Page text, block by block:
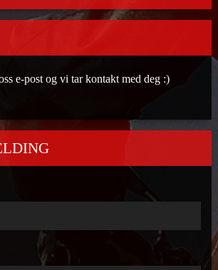
e-post og vi tar kontakt med deg :)